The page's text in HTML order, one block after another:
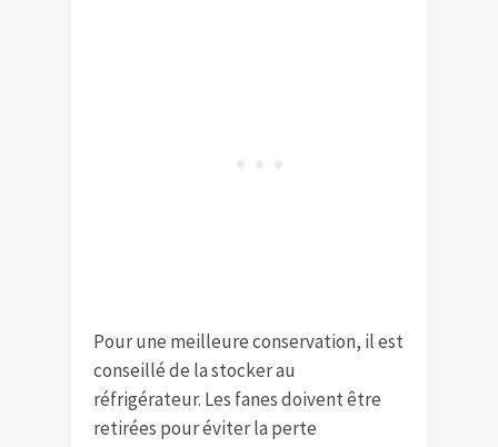
Pour une meilleure conservation, il est
conseillé de la stocker au
réfrigérateur. Les fanes doivent être
retirées pour éviter la perte